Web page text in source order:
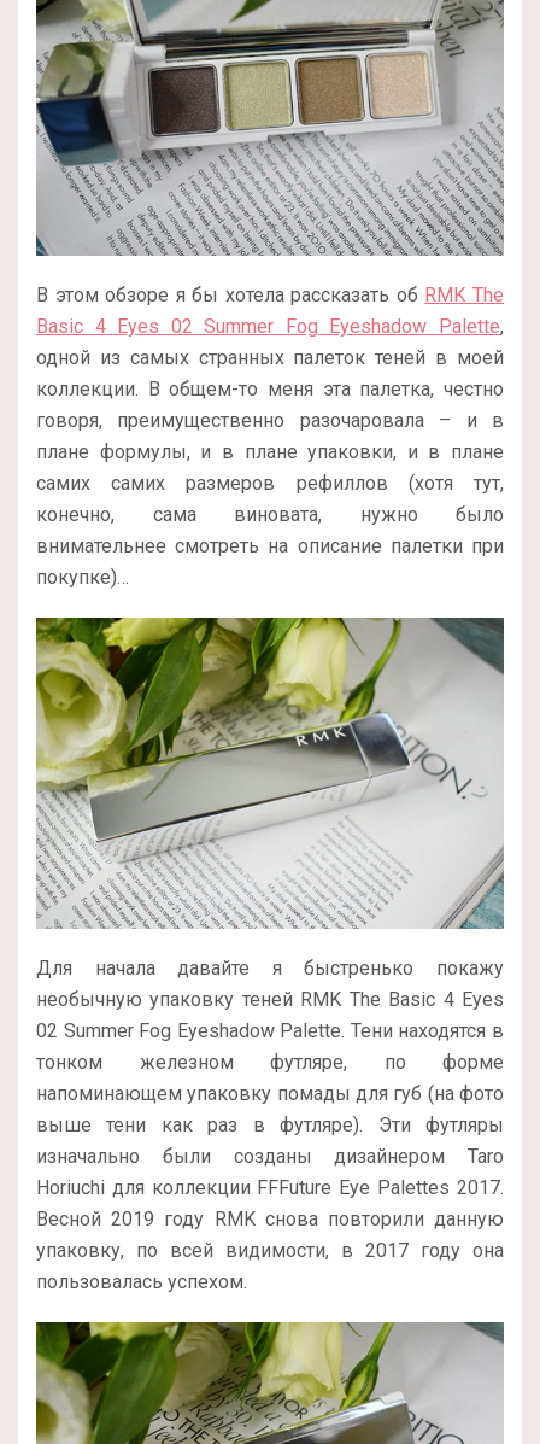
В этом обзоре я бы хотела рассказать об RMK The
Basic 4 Eyes 02 Summer Fog Eyeshadow Palette,
одной из самых странных палеток теней в моей
коллекции. В общем-то меня эта палетка, честно
говоря, преимущественно разочаровала – и в
плане формулы, и в плане упаковки, и в плане
самих самих размеров рефиллов (хотя тут,
конечно, сама виновата, нужно было
внимательнее смотреть на описание палетки при
покупке)…
Для начала давайте я быстренько покажу
необычную упаковку теней RMK The Basic 4 Eyes
02 Summer Fog Eyeshadow Palette. Тени находятся в
тонком железном футляре, по форме
напоминающем упаковку помады для губ (на фото
выше тени как раз в футляре). Эти футляры
изначально были созданы дизайнером Taro
Horiuchi для коллекции FFFuture Eye Palettes 2017.
Весной 2019 году RMK снова повторили данную
упаковку, по всей видимости, в 2017 году она
пользовалась успехом.